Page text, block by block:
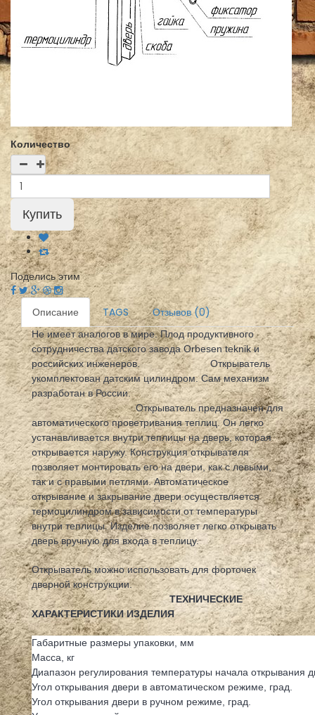
Количество
Поделись этим
Описание TAGS Отзывов (0)
Не имеет аналогов в мире. Плод продуктивного
сотрудничества датского завода Orbesen teknik и
российских инженеров. Открыватель
укомплектован датским цилиндром. Сам механизм
разработан в России.
Открыватель предназначен для
автоматического проветривания теплиц. Он легко
устанавливается внутри теплицы на дверь, которая
открывается наружу. Конструкция открывателя
позволяет монтировать его на двери, как с левыми,
так и с правыми петлями. Автоматическое
открывание и закрывание двери осуществляется
термоцилиндром в зависимости от температуры
внутри теплицы. Изделие позволяет легко открывать
дверь вручную для входа в теплицу.
Открыватель можно использовать для форточек
дверной конструкции.
ТЕХНИЧЕСКИЕ
ХАРАКТЕРИСТИКИ ИЗДЕЛИЯ
Габаритные размеры упаковки, мм
Масса, кг
Диапазон регулирования температуры начала открывания
Угол открывания двери в автоматическом режиме, град.
Угол открывания двери в ручном режиме, град.